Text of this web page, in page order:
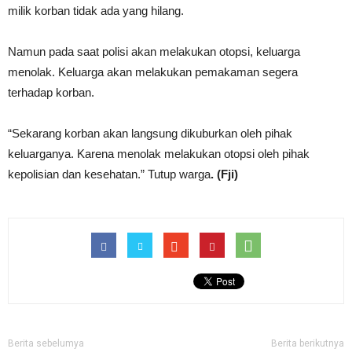
milik korban tidak ada yang hilang.
Namun pada saat polisi akan melakukan otopsi, keluarga
menolak. Keluarga akan melakukan pemakaman segera
terhadap korban.
“Sekarang korban akan langsung dikuburkan oleh pihak
keluarganya. Karena menolak melakukan otopsi oleh pihak
kepolisian dan kesehatan.” Tutup warga. (Fji)
Berita sebelumya Berita berikutnya